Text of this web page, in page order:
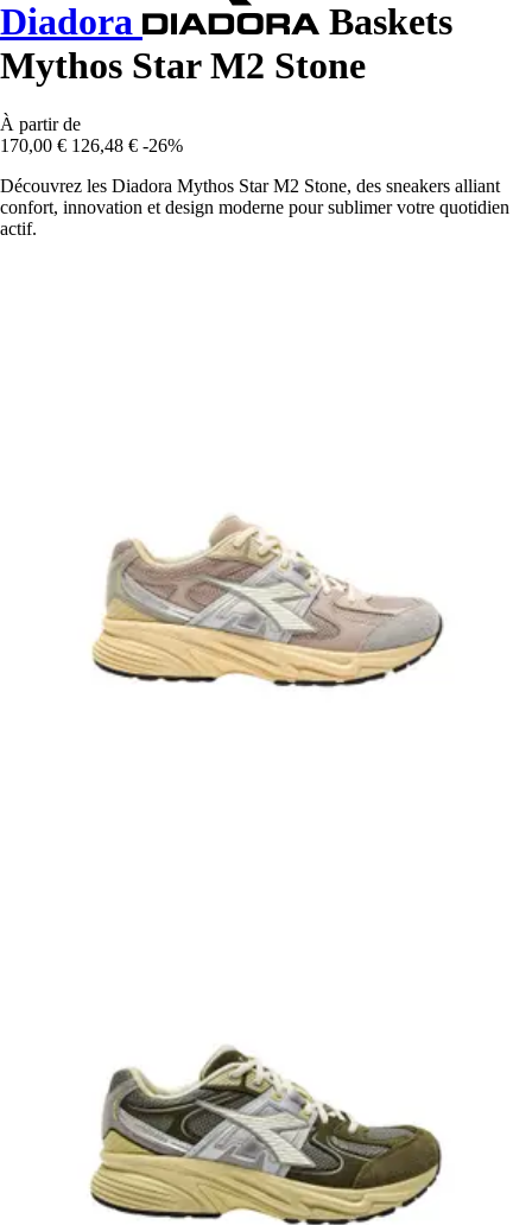
Diadora
Baskets
Mythos Star M2 Stone
À partir de
170,00 € 126,48 € -26%
Découvrez les Diadora Mythos Star M2 Stone, des sneakers alliant
confort, innovation et design moderne pour sublimer votre quotidien
actif.